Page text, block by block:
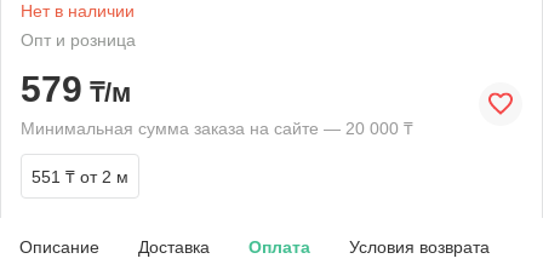
Нет в наличии
Опт и розница
579 ₸/м
Минимальная сумма заказа на сайте — 20 000 ₸
551 ₸ от 2 м
Описание Доставка Оплата Условия возврата